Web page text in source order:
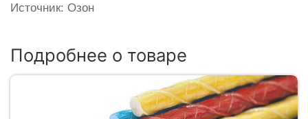
Источник: Озон
Подробнее о товаре